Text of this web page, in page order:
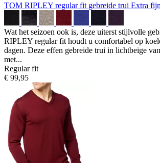
TOM RIPLEY regular fit gebreide trui Extra
Wat het seizoen ook is, deze uiterst stijlvolle
RIPLEY regular fit houdt u comfortabel op
dagen. Deze effen gebreide trui in lichtbeige
met...
Regular fit
€ 99,95